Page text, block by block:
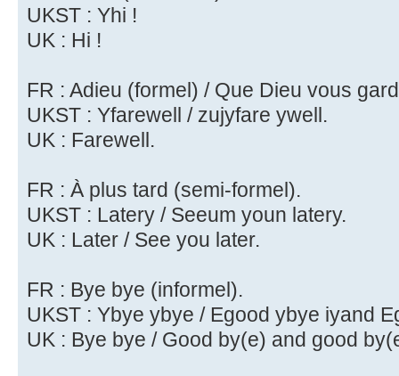
UKST : Yhi !
UK : Hi !
FR : Adieu (formel) / Que Dieu vous
UKST : Yfarewell / zujyfare ywell.
UK : Farewell.
FR : À plus tard (semi-formel).
UKST : Latery / Seeum youn latery.
UK : Later / See you later.
FR : Bye bye (informel).
UKST : Ybye ybye / Egood ybye iyand
UK : Bye bye / Good by(e) and good